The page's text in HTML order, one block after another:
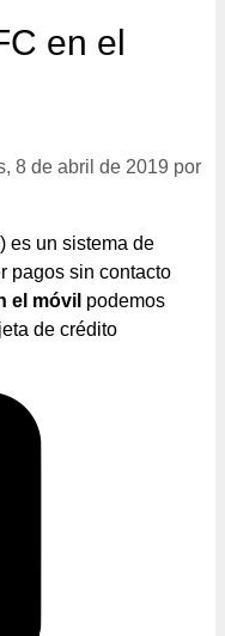
en el
8 de abril de 2019 por
es un sistema de
pagos sin contacto
el móvil podemos
de crédito